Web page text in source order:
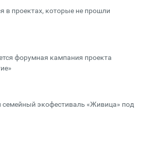
в проектах, которые не прошли
форумная кампания проекта
экофестиваль «Живица» под